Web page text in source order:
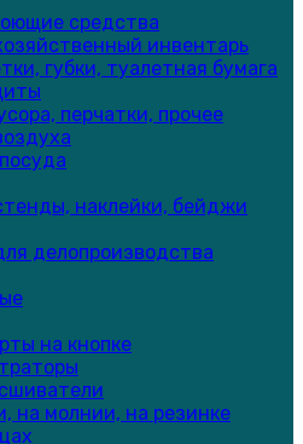
средства
инвентарь
губки, туалетная бумага
перчатки, прочее
наклейки, бейджи
делопроизводства
на кнопке
на молнии, на резинке